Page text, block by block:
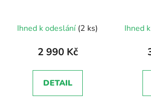
Ihned k odeslání (2 ks)
2 990 Kč
DETAIL
Ihned